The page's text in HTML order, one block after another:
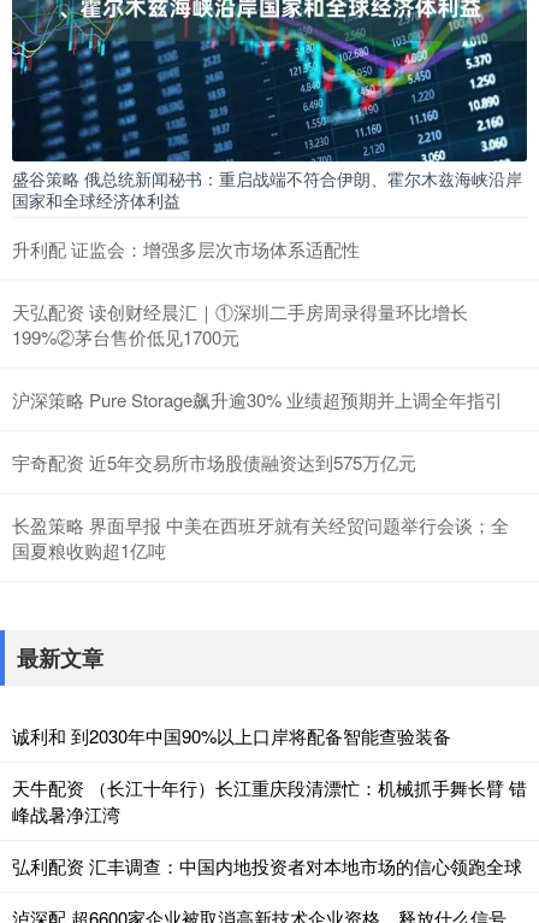
盛谷策略 俄总统新闻秘书：重启战端不符合伊朗、霍尔木兹海峡沿岸
国家和全球经济体利益
升利配 证监会：增强多层次市场体系适配性
天弘配资 读创财经晨汇｜①深圳二手房周录得量环比增长
199%②茅台售价低见1700元
沪深策略 Pure Storage飙升逾30% 业绩超预期并上调全年指引
宇奇配资 近5年交易所市场股债融资达到575万亿元
长盈策略 界面早报 中美在西班牙就有关经贸问题举行会谈；全
国夏粮收购超1亿吨
最新文章
诚利和 到2030年中国90%以上口岸将配备智能查验装备
天牛配资 （长江十年行）长江重庆段清漂忙：机械抓手舞长臂 错
峰战暑净江湾
弘利配资 汇丰调查：中国内地投资者对本地市场的信心领跑全球
泸深配 超6600家企业被取消高新技术企业资格，释放什么信号